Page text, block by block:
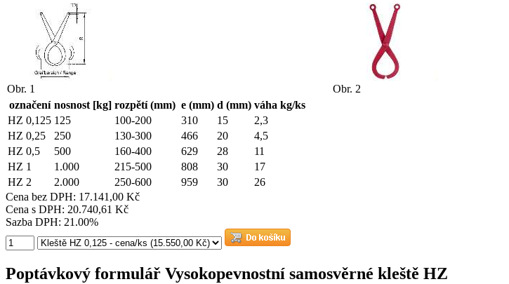
Obr. 1
Obr. 2
označení nosnost [kg] rozpětí (mm) e (mm) d (mm) váha kg/ks
HZ 0,125 125 100-200 310 15
2,3
HZ 0,25
250 130-300 466 20
4,5
HZ 0,5
500 160-400 629 28
11
HZ 1
1.000 215-500 808 30
17
HZ 2
2.000 250-600 959 30
26
Cena bez DPH: 17.141,00 Kč
Cena s DPH: 20.740,61 Kč
Sazba DPH: 21.00%
Poptávkový formulář Vysokopevnostní samosvěrné kleště HZ